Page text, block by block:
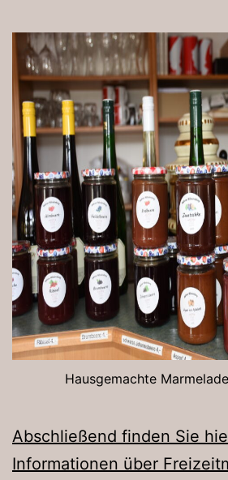
Hausgemachte
Abschließend finden Sie
Informationen über